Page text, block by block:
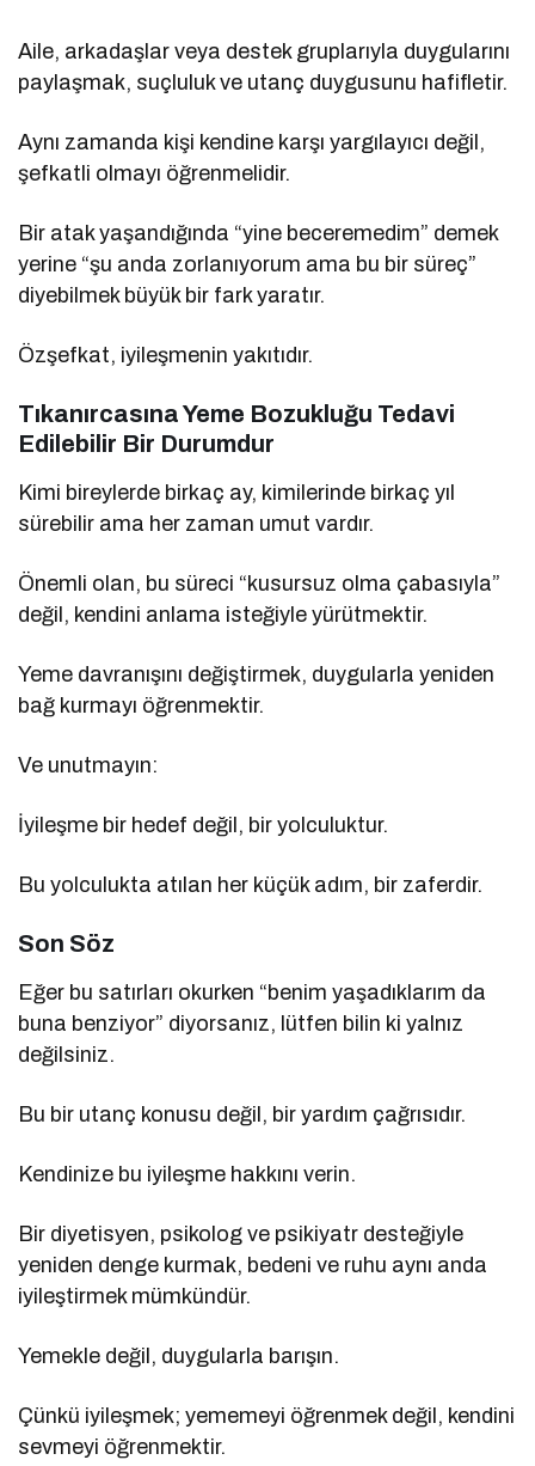
Aile, arkadaşlar veya destek gruplarıyla duygularını
paylaşmak, suçluluk ve utanç duygusunu hafifletir.
Aynı zamanda kişi kendine karşı yargılayıcı değil,
şefkatli olmayı öğrenmelidir.
Bir atak yaşandığında “yine beceremedim” demek
yerine “şu anda zorlanıyorum ama bu bir süreç”
diyebilmek büyük bir fark yaratır.
Özşefkat, iyileşmenin yakıtıdır.
Tıkanırcasına Yeme Bozukluğu Tedavi
Edilebilir Bir Durumdur
Kimi bireylerde birkaç ay, kimilerinde birkaç yıl
sürebilir ama her zaman umut vardır.
Önemli olan, bu süreci “kusursuz olma çabasıyla”
değil, kendini anlama isteğiyle yürütmektir.
Yeme davranışını değiştirmek, duygularla yeniden
bağ kurmayı öğrenmektir.
Ve unutmayın:
İyileşme bir hedef değil, bir yolculuktur.
Bu yolculukta atılan her küçük adım, bir zaferdir.
Son Söz
Eğer bu satırları okurken “benim yaşadıklarım da
buna benziyor” diyorsanız, lütfen bilin ki yalnız
değilsiniz.
Bu bir utanç konusu değil, bir yardım çağrısıdır.
Kendinize bu iyileşme hakkını verin.
Bir diyetisyen, psikolog ve psikiyatr desteğiyle
yeniden denge kurmak, bedeni ve ruhu aynı anda
iyileştirmek mümkündür.
Yemekle değil, duygularla barışın.
Çünkü iyileşmek; yememeyi öğrenmek değil, kendini
sevmeyi öğrenmektir.